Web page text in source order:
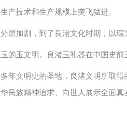
产技术和生产规模上突飞猛进。
加剧，到了良渚文化时期，以琮
玉文明。良渚玉礼器在中国史前
文明史的圣地，良渚文明所取得
民族精神追求、向世人展示全面